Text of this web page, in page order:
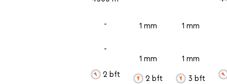
-
-
2 bft
1 mm
1 mm
2 bft
1 mm
1 mm
3 bft